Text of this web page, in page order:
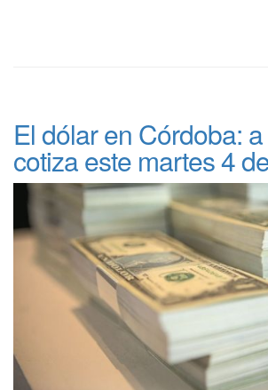
El dólar en Córdoba:
cotiza este martes 4